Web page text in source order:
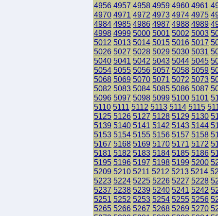
4956 4957 4958 4959 4960 4961
4970 4971 4972 4973 4974 4975
4984 4985 4986 4987 4988 4989
4998 4999 5000 5001 5002 5003
5012 5013 5014 5015 5016 5017
5026 5027 5028 5029 5030 5031
5040 5041 5042 5043 5044 5045
5054 5055 5056 5057 5058 5059
5068 5069 5070 5071 5072 5073
5082 5083 5084 5085 5086 5087
5096 5097 5098 5099 5100 5101
5110 5111 5112 5113 5114 5115
5125 5126 5127 5128 5129 5130
5139 5140 5141 5142 5143 5144
5153 5154 5155 5156 5157 5158
5167 5168 5169 5170 5171 5172
5181 5182 5183 5184 5185 5186
5195 5196 5197 5198 5199 5200
5209 5210 5211 5212 5213 5214
5223 5224 5225 5226 5227 5228
5237 5238 5239 5240 5241 5242
5251 5252 5253 5254 5255 5256
5265 5266 5267 5268 5269 5270